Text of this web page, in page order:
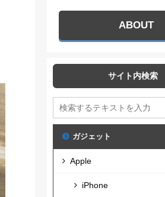
ABOUT
サイト内検索
ガジェット
Apple
iPhone